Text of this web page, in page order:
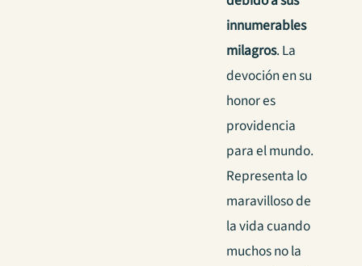
innumerables
milagros. La
devoción en su
honor es
providencia
para el mundo.
Representa lo
maravilloso de
la vida cuando
muchos no la